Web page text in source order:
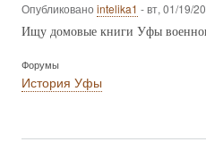
Опубликовано intelika1 -вт, 01/19/
Ищу домовые книги Уфы
Форумы
История Уфы